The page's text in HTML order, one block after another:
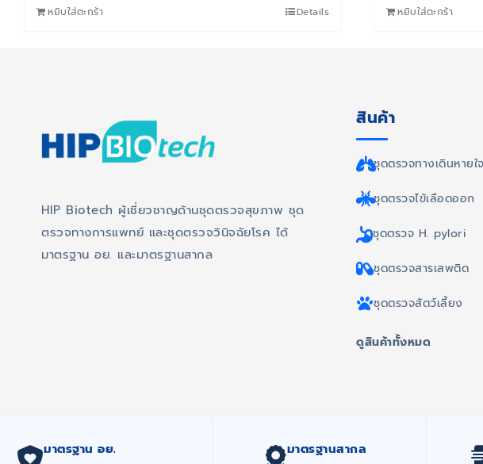
หยิบใส่ตะกร้า Details หยิบใส่ตะกร้า
HIP Biotech ผู้เชี่ยวชาญด้านชุดตรวจสุขภาพ ชุด
ตรวจทางการแพทย์ และชุดตรวจวินิจฉัยโรค ได้
มาตรฐาน อย. และมาตรฐานสากล
สินค้า
ชุดตรวจทางเดินหายใจ
ชุดตรวจไข้เลือดออก
ชุดตรวจ H. pylori
ชุดตรวจสารเสพติด
ชุดตรวจสัตว์เลี้ยง
ดูสินค้าทั้งหมด
มาตรฐาน อย. มาตรฐานสากล